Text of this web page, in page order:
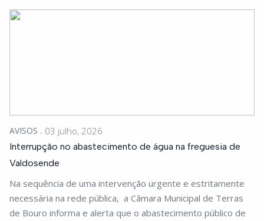
AVISOS 03 julho, 2026
Interrupção no abastecimento de água na freguesia de
Valdosende
Na sequência de uma intervenção urgente e estritamente
necessária na rede pública, a Câmara Municipal de Terras
de Bouro informa e alerta que o abastecimento público de